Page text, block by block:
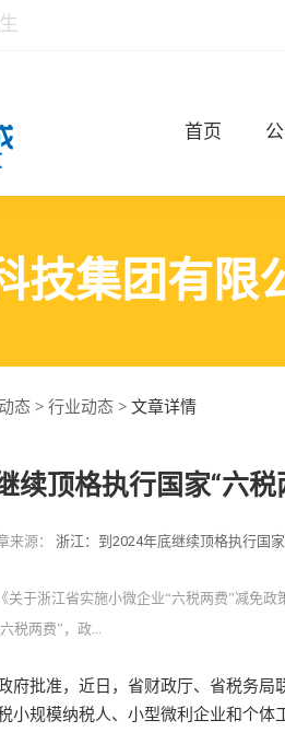
首页
技集团有限
态 > 行业动态 > 文章详情
续顶格执行国家“六税
来源： 浙江：到2024年底继续顶格执行国
于浙江省实施小微企业“六税两费”减免
税两费”，政...
批准，近日，省财政厅、省税务局
小规模纳税人、小型微利企业和个体